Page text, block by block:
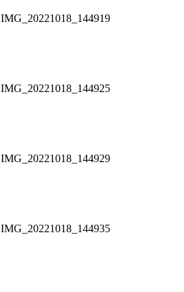
IMG_20221018_144919
IMG_20221018_144925
IMG_20221018_144929
IMG_20221018_144935